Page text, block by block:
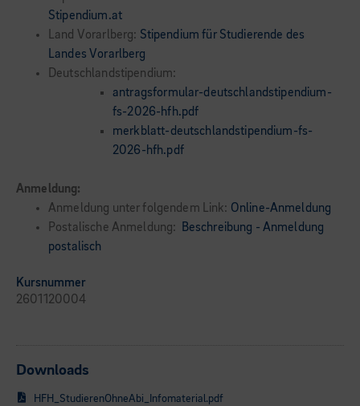
Stipendium.at
Land Vorarlberg: Stipendium für Studierende des
Landes Vorarlberg
Deutschlandstipendium:
antragsformular-deutschlandstipendium-
fs-2026-hfh.pdf
merkblatt-deutschlandstipendium-fs-
2026-hfh.pdf
Anmeldung:
Anmeldung unter folgendem Link: Online-Anmeldung
Postalische Anmeldung:
Beschreibung - Anmeldung
postalisch
Kursnummer
2601120004
Downloads
HFH_StudierenOhneAbi_Infomaterial.pdf